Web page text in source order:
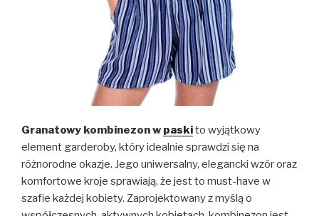
Granatowy kombinezon w paskito wyjątkowy
element garderoby, który idealnie sprawdzi się na
różnorodne okazje. Jego uniwersalny, elegancki wzór oraz
komfortowe kroje sprawiają, że jest to must-have w
szafie każdej kobiety. Zaprojektowany z myślą o